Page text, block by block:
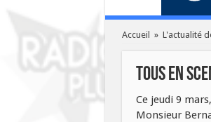
Accueil » L'actualité
TOUS EN
Ce jeudi 9
Monsieur